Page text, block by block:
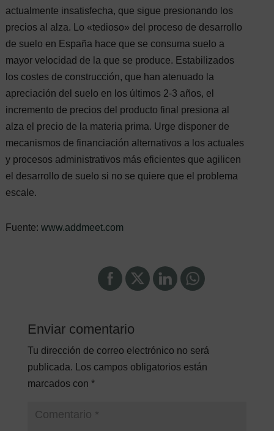
actualmente insatisfecha, que sigue presionando los
precios al alza. Lo «tedioso» del proceso de desarrollo
de suelo en España hace que se consuma suelo a
mayor velocidad de la que se produce. Estabilizados
los costes de construcción, que han atenuado la
apreciación del suelo en los últimos 2-3 años, el
incremento de precios del producto final presiona al
alza el precio de la materia prima. Urge disponer de
mecanismos de financiación alternativos a los actuales
y procesos administrativos más eficientes que agilicen
el desarrollo de suelo si no se quiere que el problema
escale.
Fuente: www.addmeet.com
Enviar comentario
Tu dirección de correo electrónico no será
publicada.
Los campos obligatorios están
marcados con *